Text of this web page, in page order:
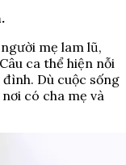
mẹ lam lũ,
ca thể hiện nỗi
Dù cuộc sống
có cha mẹ và